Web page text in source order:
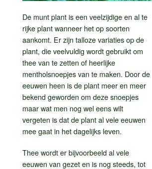
De munt plant is een veelzijdige en al te
rijke plant wanneer het op soorten
aankomt. Er zijn talloze variaties op de
plant, die veelvuldig wordt gebruikt om
thee van te zetten of heerlijke
mentholsnoepjes van te maken. Door de
eeuwen heen is de plant meer en meer
bekend geworden om deze snoepjes
maar wat men nog wel eens wilt
vergeten is dat de plant al vele eeuwen
mee gaat in het dagelijks leven.
Thee wordt er bijvoorbeeld al vele
eeuwen van gezet en is nog steeds, tot